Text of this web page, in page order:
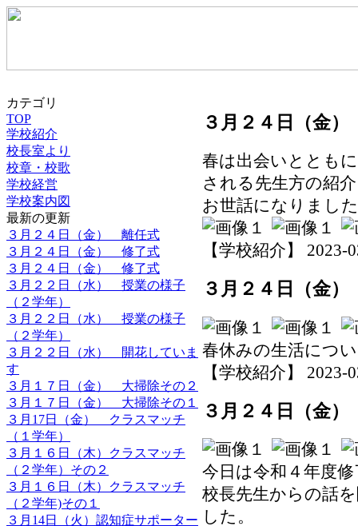
カテゴリ
TOP
学校紹介
校長室より
校章・校歌
学校経営
学校案内図
最新の更新
３月２４日（金） 離任式
３月２４日（金） 修了式
３月２４日（金） 修了式
３月２２日（水） 授業の様子
（２学年）
３月２２日（水） 授業の様子
（２学年）
３月２２日（水） 開花していま
す
３月１７日（金） 大掃除その２
３月１７日（金） 大掃除その１
３月17日（金） クラスマッチ
（１学年）
３月１６日（木）クラスマッチ
（２学年）その２
３月１６日（木）クラスマッチ
（２学年)その１
３月14日（火）認知症サポーター
３月２４日（金
春は出会いととも
される先生方の紹
お世話になりまし
【学校紹介】 2023-
３月２４日（金
春休みの生活につ
【学校紹介】 2023-
３月２４日（金
今日は令和４年度
校長先生からの話
した。